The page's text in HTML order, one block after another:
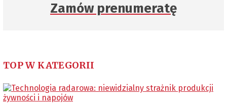
Zamów prenumeratę
TOP W KATEGORII